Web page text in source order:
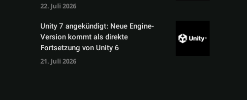
22. Juli 2026
Unity 7 angekündigt: Neue Engine-
Version kommt als direkte
Fortsetzung von Unity 6
21. Juli 2026